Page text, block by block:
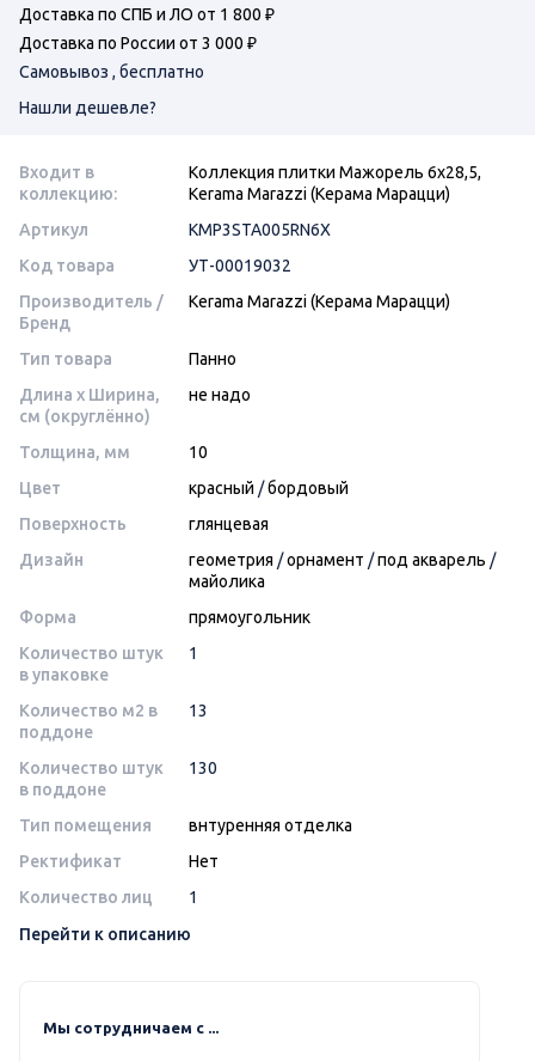
Доставка по СПБ и ЛО от 1 800 ₽
Доставка по России от 3 000 ₽
Самовывоз , бесплатно
Нашли дешевле?
Входит в
коллекцию:
Коллекция плитки Мажорель 6х28,5,
Kerama Marazzi (Керама Марацци)
Артикул
KMP3STA005RN6X
Код товара
УТ-00019032
Производитель /
Бренд
Kerama Marazzi (Керама Марацци)
Тип товара
Панно
Длина x Ширина,
см (округлённо)
не надо
Толщина, мм
10
Цвет
красный /бордовый
Поверхность
глянцевая
Дизайн
геометрия /орнамент /под акварель /
майолика
Форма
прямоугольник
Количество штук
в упаковке
1
Количество м2 в
поддоне
13
Количество штук
в поддоне
130
Тип помещения
внтуренняя отделка
Ректификат
Нет
Количество лиц
1
Перейти к описанию
Мы сотрудничаем с ...